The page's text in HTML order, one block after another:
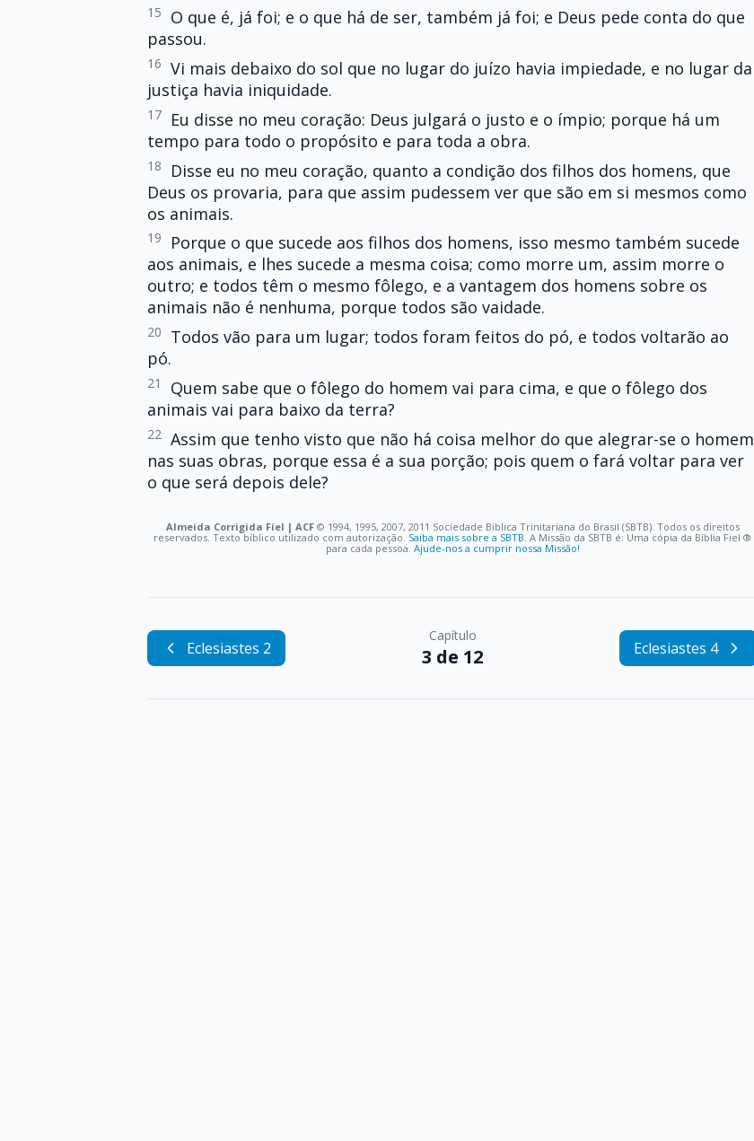
15
O que é, já foi; e o que há de ser, também já foi; e Deus pede conta do que
passou.
16 Vi mais debaixo do sol que no lugar do juízo havia impiedade, e no lugar da
justiça havia iniquidade.
17
Eu disse no meu coração: Deus julgará o justo e o ímpio; porque há um
tempo para todo o propósito e para toda a obra.
18
Disse eu no meu coração, quanto a condição dos filhos dos homens, que
Deus os provaria, para que assim pudessem ver que são em si mesmos como
os animais.
19
Porque o que sucede aos filhos dos homens, isso mesmo também sucede
aos animais, e lhes sucede a mesma coisa; como morre um, assim morre o
outro; e todos têm o mesmo fôlego, e a vantagem dos homens sobre os
animais não é nenhuma, porque todos são vaidade.
20
Todos vão para um lugar; todos foram feitos do pó, e todos voltarão ao
pó.
21
Quem sabe que o fôlego do homem vai para cima, e que o fôlego dos
animais vai para baixo da terra?
22 Assim que tenho visto que não há coisa melhor do que alegrar-se o homem
nas suas obras, porque essa é a sua porção; pois quem o fará voltar para ver
o que será depois dele?
Almeida Corrigida Fiel | ACF©️ 1994, 1995, 2007, 2011 Sociedade Bíblica Trinitariana do Brasil (SBTB). Todos os direitos
reservados. Texto bíblico utilizado com autorização. Saiba mais sobre a SBTB . A Missão da SBTB é: Uma cópia da Bíblia Fiel ®️
para cada pessoa. Ajude-nos a cumprir nossa Missão!
Eclesiastes 2
Capítulo
3 de 12 Eclesiastes 4